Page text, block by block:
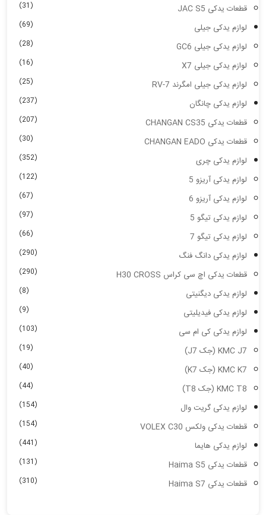
قطعات یدکی JAC S5 (31)
لوازم یدکی جیلی (69)
لوازم یدکی جیلی GC6 (28)
لوازم یدکی جیلی X7 (16)
لوازم یدکی جیلی امگرند RV-7 (25)
لوازم یدکی چانگان (237)
قطعات یدکی CHANGAN CS35 (207)
قطعات یدکی CHANGAN EADO (30)
لوازم یدکی چری (352)
لوازم یدکی آریزو 5 (122)
لوازم یدکی آریزو 6 (67)
لوازم یدکی تیگو 5 (97)
لوازم یدکی تیگو 7 (66)
لوازم یدکی دانگ فنگ (290)
قطعات یدکی اچ سی کراس H30 CROSS (290)
لوازم یدکی دیگنیتی (8)
لوازم یدکی فیدیلیتی (9)
لوازم یدکی کی ام سی (103)
KMC J7 (جک J7) (19)
KMC K7 (جک K7) (40)
KMC T8 (جک T8) (44)
لوازم یدکی گریت وال (154)
قطعات یدکی ولکس VOLEX C30 (154)
لوازم یدکی هایما (441)
قطعات یدکی Haima S5 (131)
قطعات یدکی Haima S7 (310)